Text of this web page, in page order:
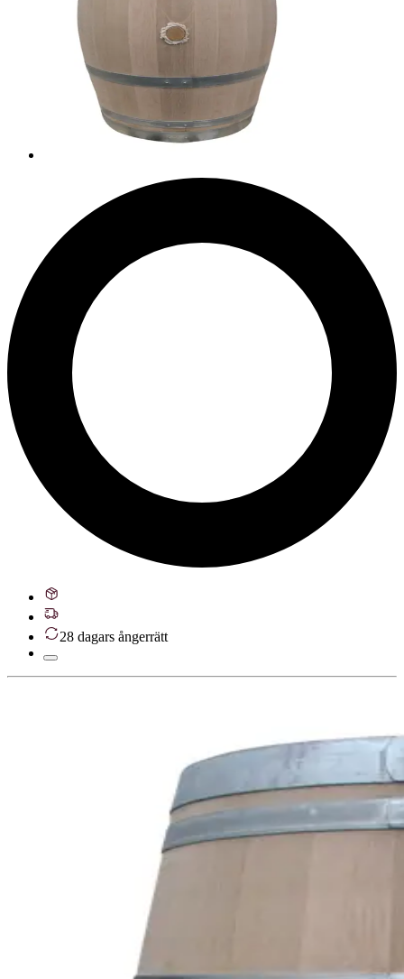
28 dagars ångerrätt